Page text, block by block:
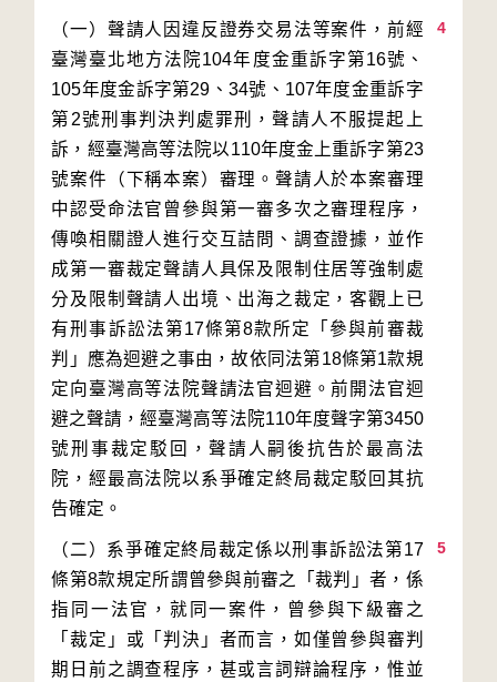
4
（一）聲請人因違反證券交易法等案件，前經
臺灣臺北地方法院104年度金重訴字第16號、
105年度金訴字第29、34號、107年度金重訴字
第2號刑事判決判處罪刑，聲請人不服提起上
訴，經臺灣高等法院以110年度金上重訴字第23
號案件（下稱本案）審理。聲請人於本案審理
中認受命法官曾參與第一審多次之審理程序，
傳喚相關證人進行交互詰問、調查證據，並作
成第一審裁定聲請人具保及限制住居等強制處
分及限制聲請人出境、出海之裁定，客觀上已
有刑事訴訟法第17條第8款所定「參與前審裁
判」應為迴避之事由，故依同法第18條第1款規
定向臺灣高等法院聲請法官迴避。前開法官迴
避之聲請，經臺灣高等法院110年度聲字第3450
號刑事裁定駁回，聲請人嗣後抗告於最高法
院，經最高法院以系爭確定終局裁定駁回其抗
5
（二）系爭確定終局裁定係以刑事訴訟法第17
條第8款規定所謂曾參與前審之「裁判」者，係
指同一法官，就同一案件，曾參與下級審之
「裁定」或「判決」者而言，如僅曾參與審判
期日前之調查程序，甚或言詞辯論程序，惟並